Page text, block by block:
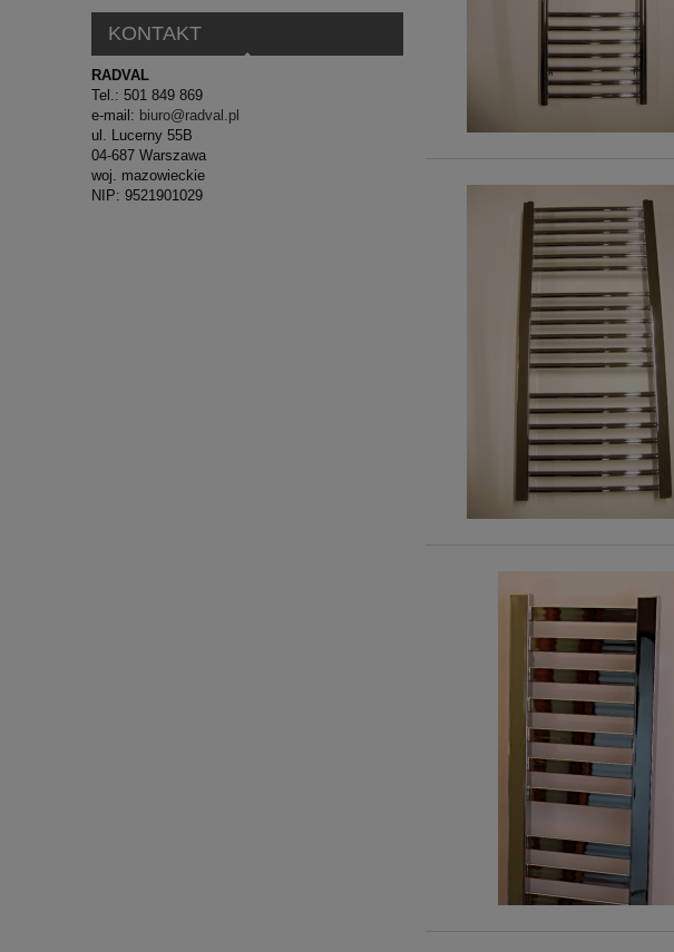
KONTAKT
RADVAL
Tel.: 501 849 869
e-mail: biuro@radval.pl
ul. Lucerny 55B
04-687 Warszawa
woj. mazowieckie
NIP: 9521901029